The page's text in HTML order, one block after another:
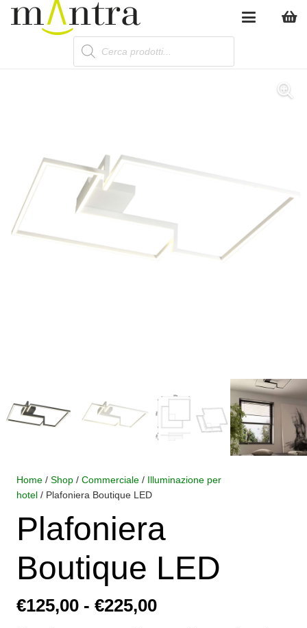
Products
search
Home / Shop / Commerciale / Illuminazione per
hotel / Plafoniera Boutique LED
Plafoniera
Boutique LED
€125,00 - €225,00Fascia